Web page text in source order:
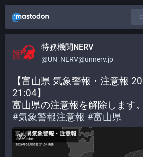
特務機関NERV
@UN_NERV@unnerv.jp
【富山県 気象警報・注意報
21:04】
富山県の注意報を解除します。
#気象警報注意報 #富山県